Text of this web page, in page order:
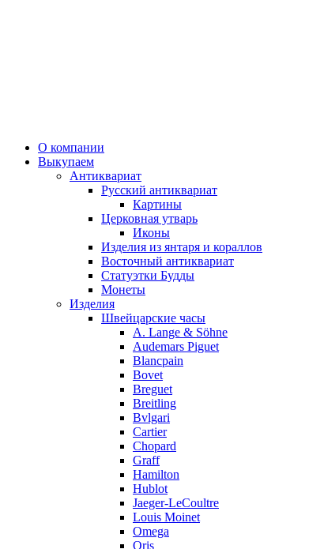
О компании
Выкупаем
Антиквариат
Русский антиквариат
Картины
Церковная утварь
Иконы
Изделия из янтаря и кораллов
Восточный антиквариат
Статуэтки Будды
Монеты
Изделия
Швейцарские часы
A. Lange & Söhne
Audemars Piguet
Blancpain
Bovet
Breguet
Breitling
Bvlgari
Cartier
Chopard
Graff
Hamilton
Hublot
Jaeger-LeCoultre
Louis Moinet
Omega
Oris